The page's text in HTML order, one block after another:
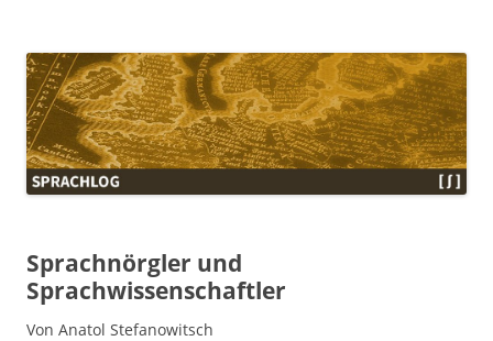
Sprachnörgler und
Sprachwissenschaftler
Von Anatol Stefanowitsch